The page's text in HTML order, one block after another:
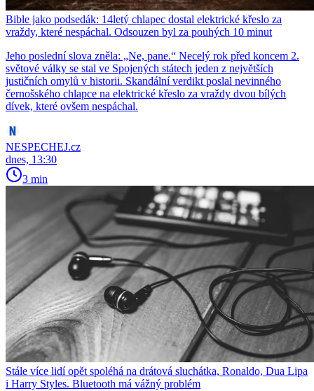
Bible jako podsedák: 14letý chlapec dostal elektrické křeslo za
vraždy, které nespáchal. Odsouzen byl za pouhých 10 minut
Jeho poslední slova zněla: „Ne, pane.“ Necelý rok před koncem 2.
světové války se stal ve Spojených státech jeden z největších
justičních omylů v historii. Skandální verdikt poslal nevinného
černošského chlapce na elektrické křeslo za vraždy dvou bílých
dívek, které ovšem nespáchal.
NESPECHEJ.cz
dnes, 13:30
3 min
Stále více lidí opět spoléhá na drátová sluchátka, Ronaldo, Dua Lipa
i Harry Styles. Bluetooth má vážný problém